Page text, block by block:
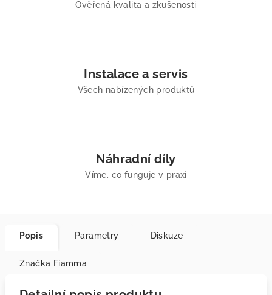
Ověřená kvalita a zkušenosti
Instalace a servis
Všech nabízených produktů
Náhradní díly
Víme, co funguje v praxi
Popis Parametry Diskuze
Značka Fiamma